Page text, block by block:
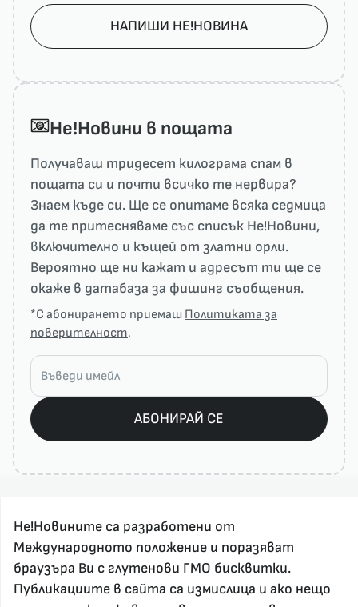
НАПИШИ НЕ!НОВИНА
He!Новини в пощата
Получаваш тридесет килограма спам в
пощата си и почти всичко те нервира?
Знаем къде си. Ще се опитаме всяка седмица
да те притесняваме със списък He!Новини,
включително и къщей от златни орли.
Вероятно ще ни кажат и адресът ти ще се
окаже в датабаза за фишинг съобщения.
*С абонирането приемаш Политиката за
поверителност.
АБОНИРАЙ СЕ
За реклама и връзка с нас, пишете на
Не!Новините са разработени от
Международното положение и поразяват
браузъра Ви с глутенови ГМО бисквитки.
Публикациите в сайта са измислица и ако нещо